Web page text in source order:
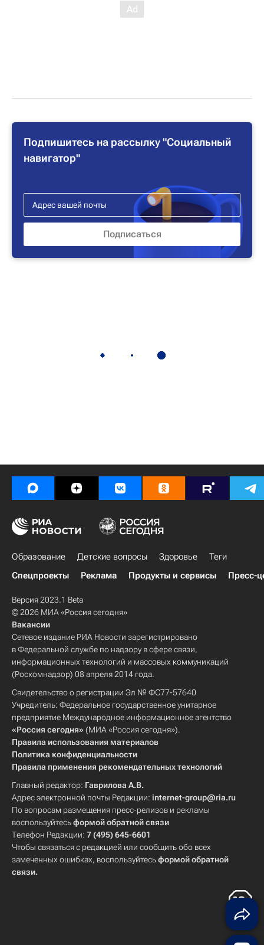
Подпишитесь на рассылку "Социальный
навигатор"
Образование Детские вопросы Здоровье
Теги
Спецпроекты
Реклама Продукты и сервисы Пресс-
Версия 2023.1 Beta
© 2026 МИА «Россия сегодня»
Вакансии
Сетевое издание РИА Новости зарегистрировано
в Федеральной службе по надзору в сфере связи,
информационных технологий и массовых коммуникаций
(Роскомнадзор) 08 апреля 2014 года.
Свидетельство о регистрации Эл № ФС77-57640
Учредитель: Федеральное государственное унитарное
предприятие Международное информационное агентство
«Россия сегодня» (МИА «Россия сегодня»).
Правила использования материалов
Политика конфиденциальности
Правила применения рекомендательных технологий
Главный редактор: Гаврилова А.В.
Адрес электронной почты Редакции: internet-group@ria.ru
По вопросам размещения пресс-релизов и рекламы
воспользуйтесьформой обратной связи
Телефон Редакции: 7 (495) 645-6601
Чтобы связаться с редакцией или сообщить обо всех
замеченных ошибках, воспользуйтесьформой обратной
связи.